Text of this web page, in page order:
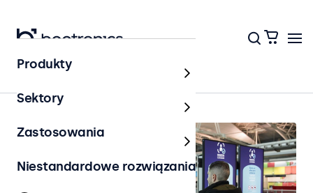
Kontrola dostępu
Produkty
Sektory
Zastosowania
Niestandardowe rozwiązania